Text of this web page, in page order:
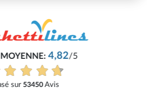
Philippe
Très bon service, tout s'est bien passé.
Voir tous les avis